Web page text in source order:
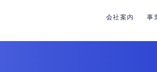
会社案内 事